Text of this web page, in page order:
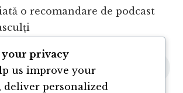
o recomandare de podcast
your privacy
us improve your
deliver personalized